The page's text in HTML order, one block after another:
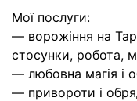
Мої послуги:
— ворожіння на
стосунки, робота,
— любовна магія і
— привороти і